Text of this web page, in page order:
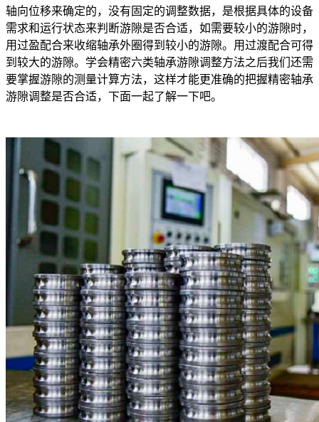
轴向位移来确定的，没有固定的调整数据，是根据具体的设备
需求和运行状态来判断游隙是否合适，如需要较小的游隙时，
用过盈配合来收缩轴承外圈得到较小的游隙。用过渡配合可得
到较大的游隙。学会精密六类轴承游隙调整方法之后我们还需
要掌握游隙的测量计算方法，这样才能更准确的把握精密轴承
游隙调整是否合适，下面一起了解一下吧。